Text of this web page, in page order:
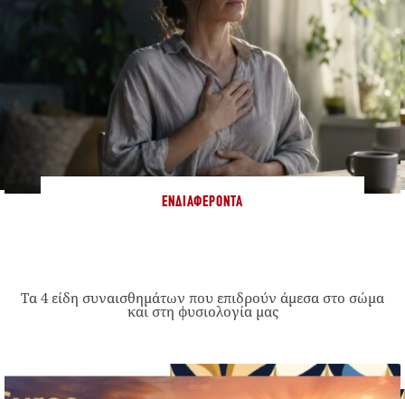
ΕΝΔΙΑΦΈΡΟΝΤΑ
Τα 4 είδη συναισθημάτων που επιδρούν άμεσα στο σώμα
και στη φυσιολογία μας